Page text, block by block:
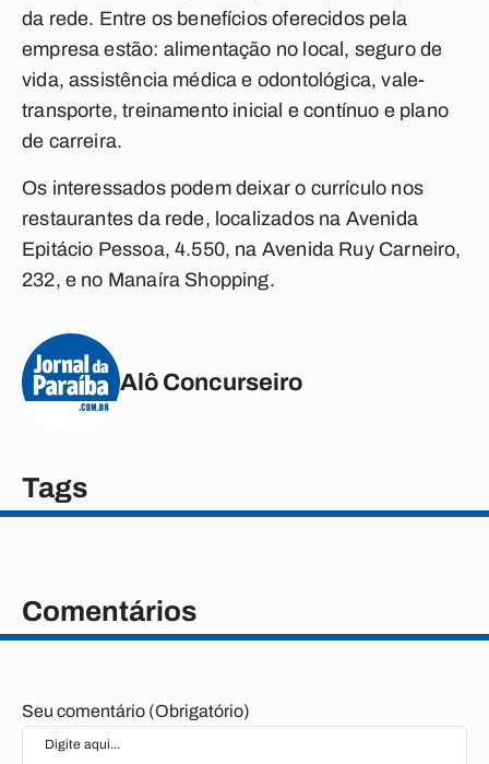
da rede. Entre os benefícios oferecidos pela
empresa estão: alimentação no local, seguro de
vida, assistência médica e odontológica, vale-
transporte, treinamento inicial e contínuo e plano
de carreira.
Os interessados podem deixar o currículo nos
restaurantes da rede, localizados na Avenida
Epitácio Pessoa, 4.550, na Avenida Ruy Carneiro,
232, e no Manaíra Shopping.
Alô Concurseiro
Tags
Comentários
Seu comentário (Obrigatório)